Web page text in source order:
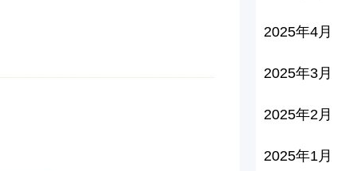
2025年4月
2025年3月
2025年2月
2025年1月